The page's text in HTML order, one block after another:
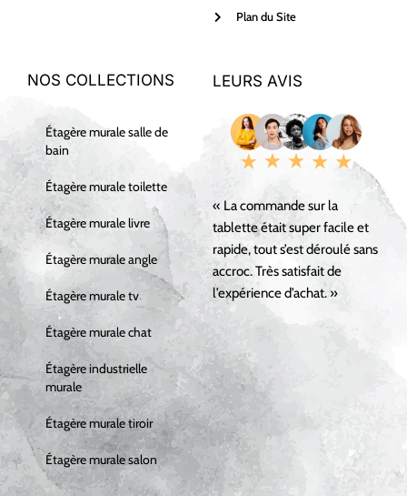
Plan du Site
NOS COLLECTIONS
Étagère murale salle de
bain
Étagère murale toilette
Étagère murale livre
Étagère murale angle
Étagère murale tv
Étagère murale chat
Étagère industrielle
murale
Étagère murale tiroir
Étagère murale salon
LEURS AVIS
« La commande sur la
tablette était super facile et
rapide, tout s’est déroulé sans
accroc. Très satisfait de
l’expérience d’achat. »